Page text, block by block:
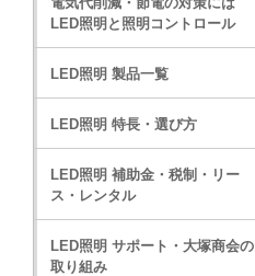
LED照明と照明コントロール
LED照明 製品一覧
LED照明 特長・選び方
LED照明 補助金・税制・リー
ス・レンタル
LED照明 サポート・大塚商会の
取り組み